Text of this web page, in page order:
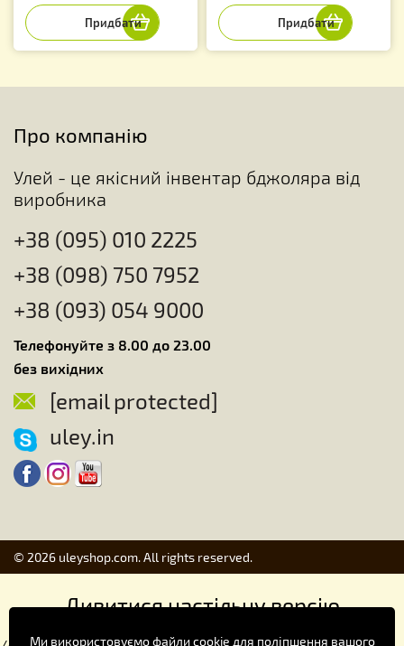
Про компанію
Улей - це якісний інвентар бджоляра від
виробника
+38 (095) 010 2225
+38 (098) 750 7952
+38 (093) 054 9000
Телефонуйте з 8.00 до 23.00
без вихідних
[email protected]
uley.in
© 2026 uleyshop.com. All rights reserved.
Ми використовуємо файли cookie для поліпшення вашого
Дивитися настільну версію